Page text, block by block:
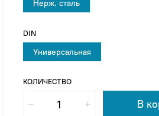
КОЛИЧЕСТВО
В
Нерж. сталь
DIN
Универсальная